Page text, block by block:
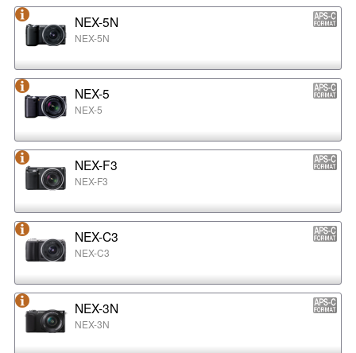
NEX-5N
NEX-5N
NEX-5
NEX-5
NEX-F3
NEX-F3
NEX-C3
NEX-C3
NEX-3N
NEX-3N